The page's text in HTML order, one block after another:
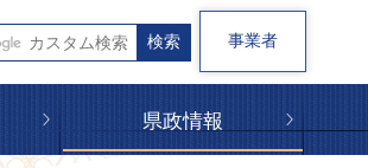
事業者
県政情報